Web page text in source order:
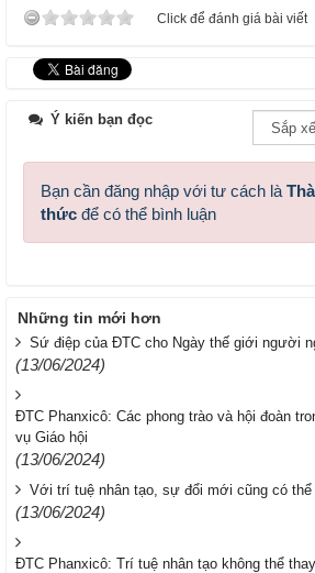
Click để đánh giá bài viết
Ý kiến bạn đọc
Bạn cần đăng nhập với tư cách là
thức để có thể bình luận
Những tin mới hơn
Sứ điệp của ĐTC cho Ngày thế giới người
(13/06/2024)
ĐTC Phanxicô: Các phong trào và hội đoàn
vụ Giáo hội
(13/06/2024)
Với trí tuệ nhân tạo, sự đổi mới cũng có thể
(13/06/2024)
ĐTC Phanxicô: Trí tuệ nhân tạo không thể